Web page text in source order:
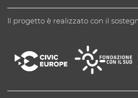
Il progetto è realizzato con il